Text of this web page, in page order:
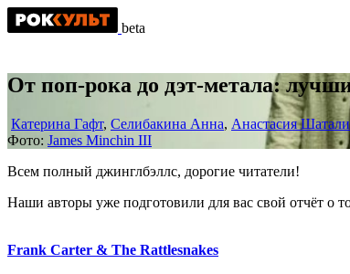
beta
От поп-рока до дэт-метала:
Катерина Гафт, Селибакина Анна, Анастасия
Фото: James Minchin III
Всем полный джинглбэллс, дорогие читатели!
Наши авторы уже подготовили для вас свой отчёт о
Frank Carter & The Rattlesnakes